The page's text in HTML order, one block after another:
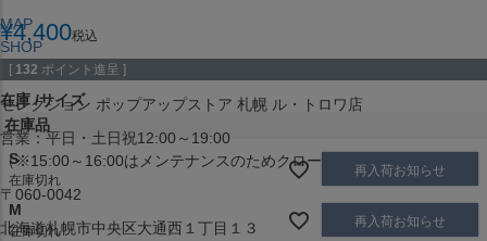
MAP
SHOP
セレクション ポップアップストア 札幌 ル・トロワ店
営業：平日・土日祝12:00～19:00
（※15:00～16:00はメンテナンスのためクローズ）
〒060-0042
北海道札幌市中央区大通西１丁目１３
¥4,400税込
[ 132 ポイント進呈 ]
在庫 サイズ
在庫品
S
在庫切れ
再入荷お知らせ
M
在庫切れ
再入荷お知らせ